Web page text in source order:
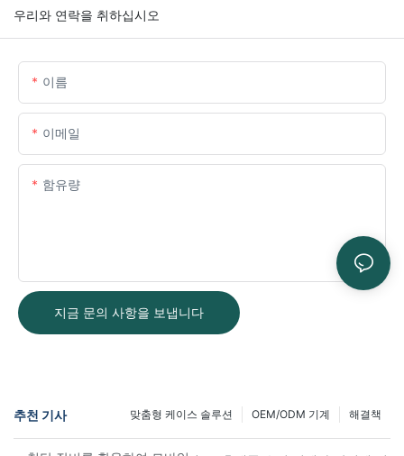
우리와 연락을 취하십시오
이름
이메일
함유량
지금 문의 사항을 보냅니다
추천 기사 해결책
OEM/ODM 기계
맞춤형 케이스 솔루션